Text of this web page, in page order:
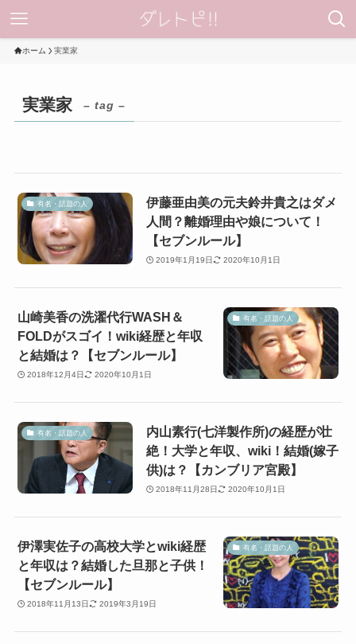
ホーム 実業家
実業家 – tag –
有名・話題の人
伊藤亜由美の元夫鈴井貴之はダメ
人間？離婚理由や娘について！
【セブンルール】
2019年1月19日 2020年10月1日
有名・話題の人
山崎美香の洗濯代行WASH＆
FOLDがスゴイ！wiki経歴と年収
と結婚は？【セブンルール】
2018年12月4日 2020年10月1日
有名・話題の人
内山素行(七洋製作所)の経歴が壮
絶！大学と年収、wiki！結婚(嫁子
供)は？【カンブリア宮殿】
2018年11月28日 2020年10月1日
有名・話題の人
伊澤実佐子の高校大学とwiki経歴
と年収は？結婚した旦那と子供！
【セブンルール】
2018年11月13日 2019年3月19日